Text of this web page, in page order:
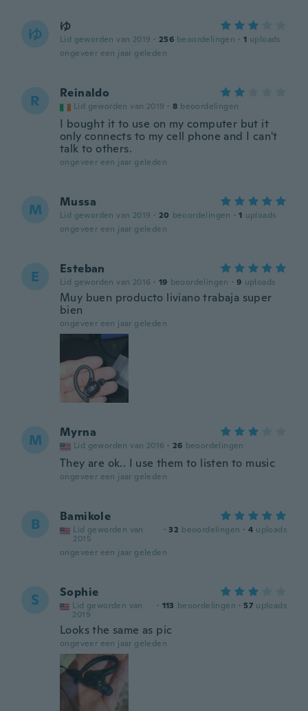
ゆ ゆ
Lid geworden van 2019 · 256 beoordelingen · 1 uploads
ongeveer een jaar geleden
R Reinaldo
Lid geworden van 2019 · 8 beoordelingen
I bought it to use on my computer but it
only connects to my cell phone and I can't
talk to others.
ongeveer een jaar geleden
M Mussa
Lid geworden van 2019 · 20 beoordelingen · 1 uploads
ongeveer een jaar geleden
E Esteban
Lid geworden van 2016 · 19 beoordelingen · 9 uploads
Muy buen producto liviano trabaja super
bien
ongeveer een jaar geleden
M Myrna
Lid geworden van 2016 · 26 beoordelingen
They are ok.. I use them to listen to music
ongeveer een jaar geleden
B Bamikole
Lid geworden van
2015
· 32 beoordelingen · 4 uploads
ongeveer een jaar geleden
S Sophie
Lid geworden van
2019
· 113 beoordelingen · 57 uploads
Looks the same as pic
ongeveer een jaar geleden